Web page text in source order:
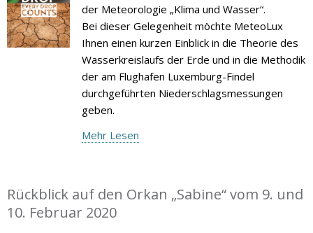
der Meteorologie „Klima und Wasser“.
Bei dieser Gelegenheit möchte MeteoLux
Ihnen einen kurzen Einblick in die Theorie des
Wasserkreislaufs der Erde und in die Methodik
der am Flughafen Luxemburg-Findel
durchgeführten Niederschlagsmessungen
geben.
Mehr Lesen
Rückblick auf den Orkan „Sabine“ vom 9. und
10. Februar 2020